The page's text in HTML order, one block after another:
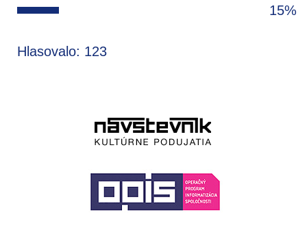
15%
Hlasovalo: 123